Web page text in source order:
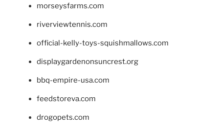
morseysfarms.com
riverviewtennis.com
official-kelly-toys-squishmallows.com
displaygardenonsuncrest.org
bbq-empire-usa.com
feedstoreva.com
drogopets.com